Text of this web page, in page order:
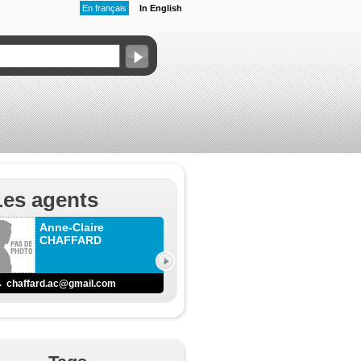
En français In English
agents
Anne-Claire
CHAFFARD
chaffard.ac@gmail.com